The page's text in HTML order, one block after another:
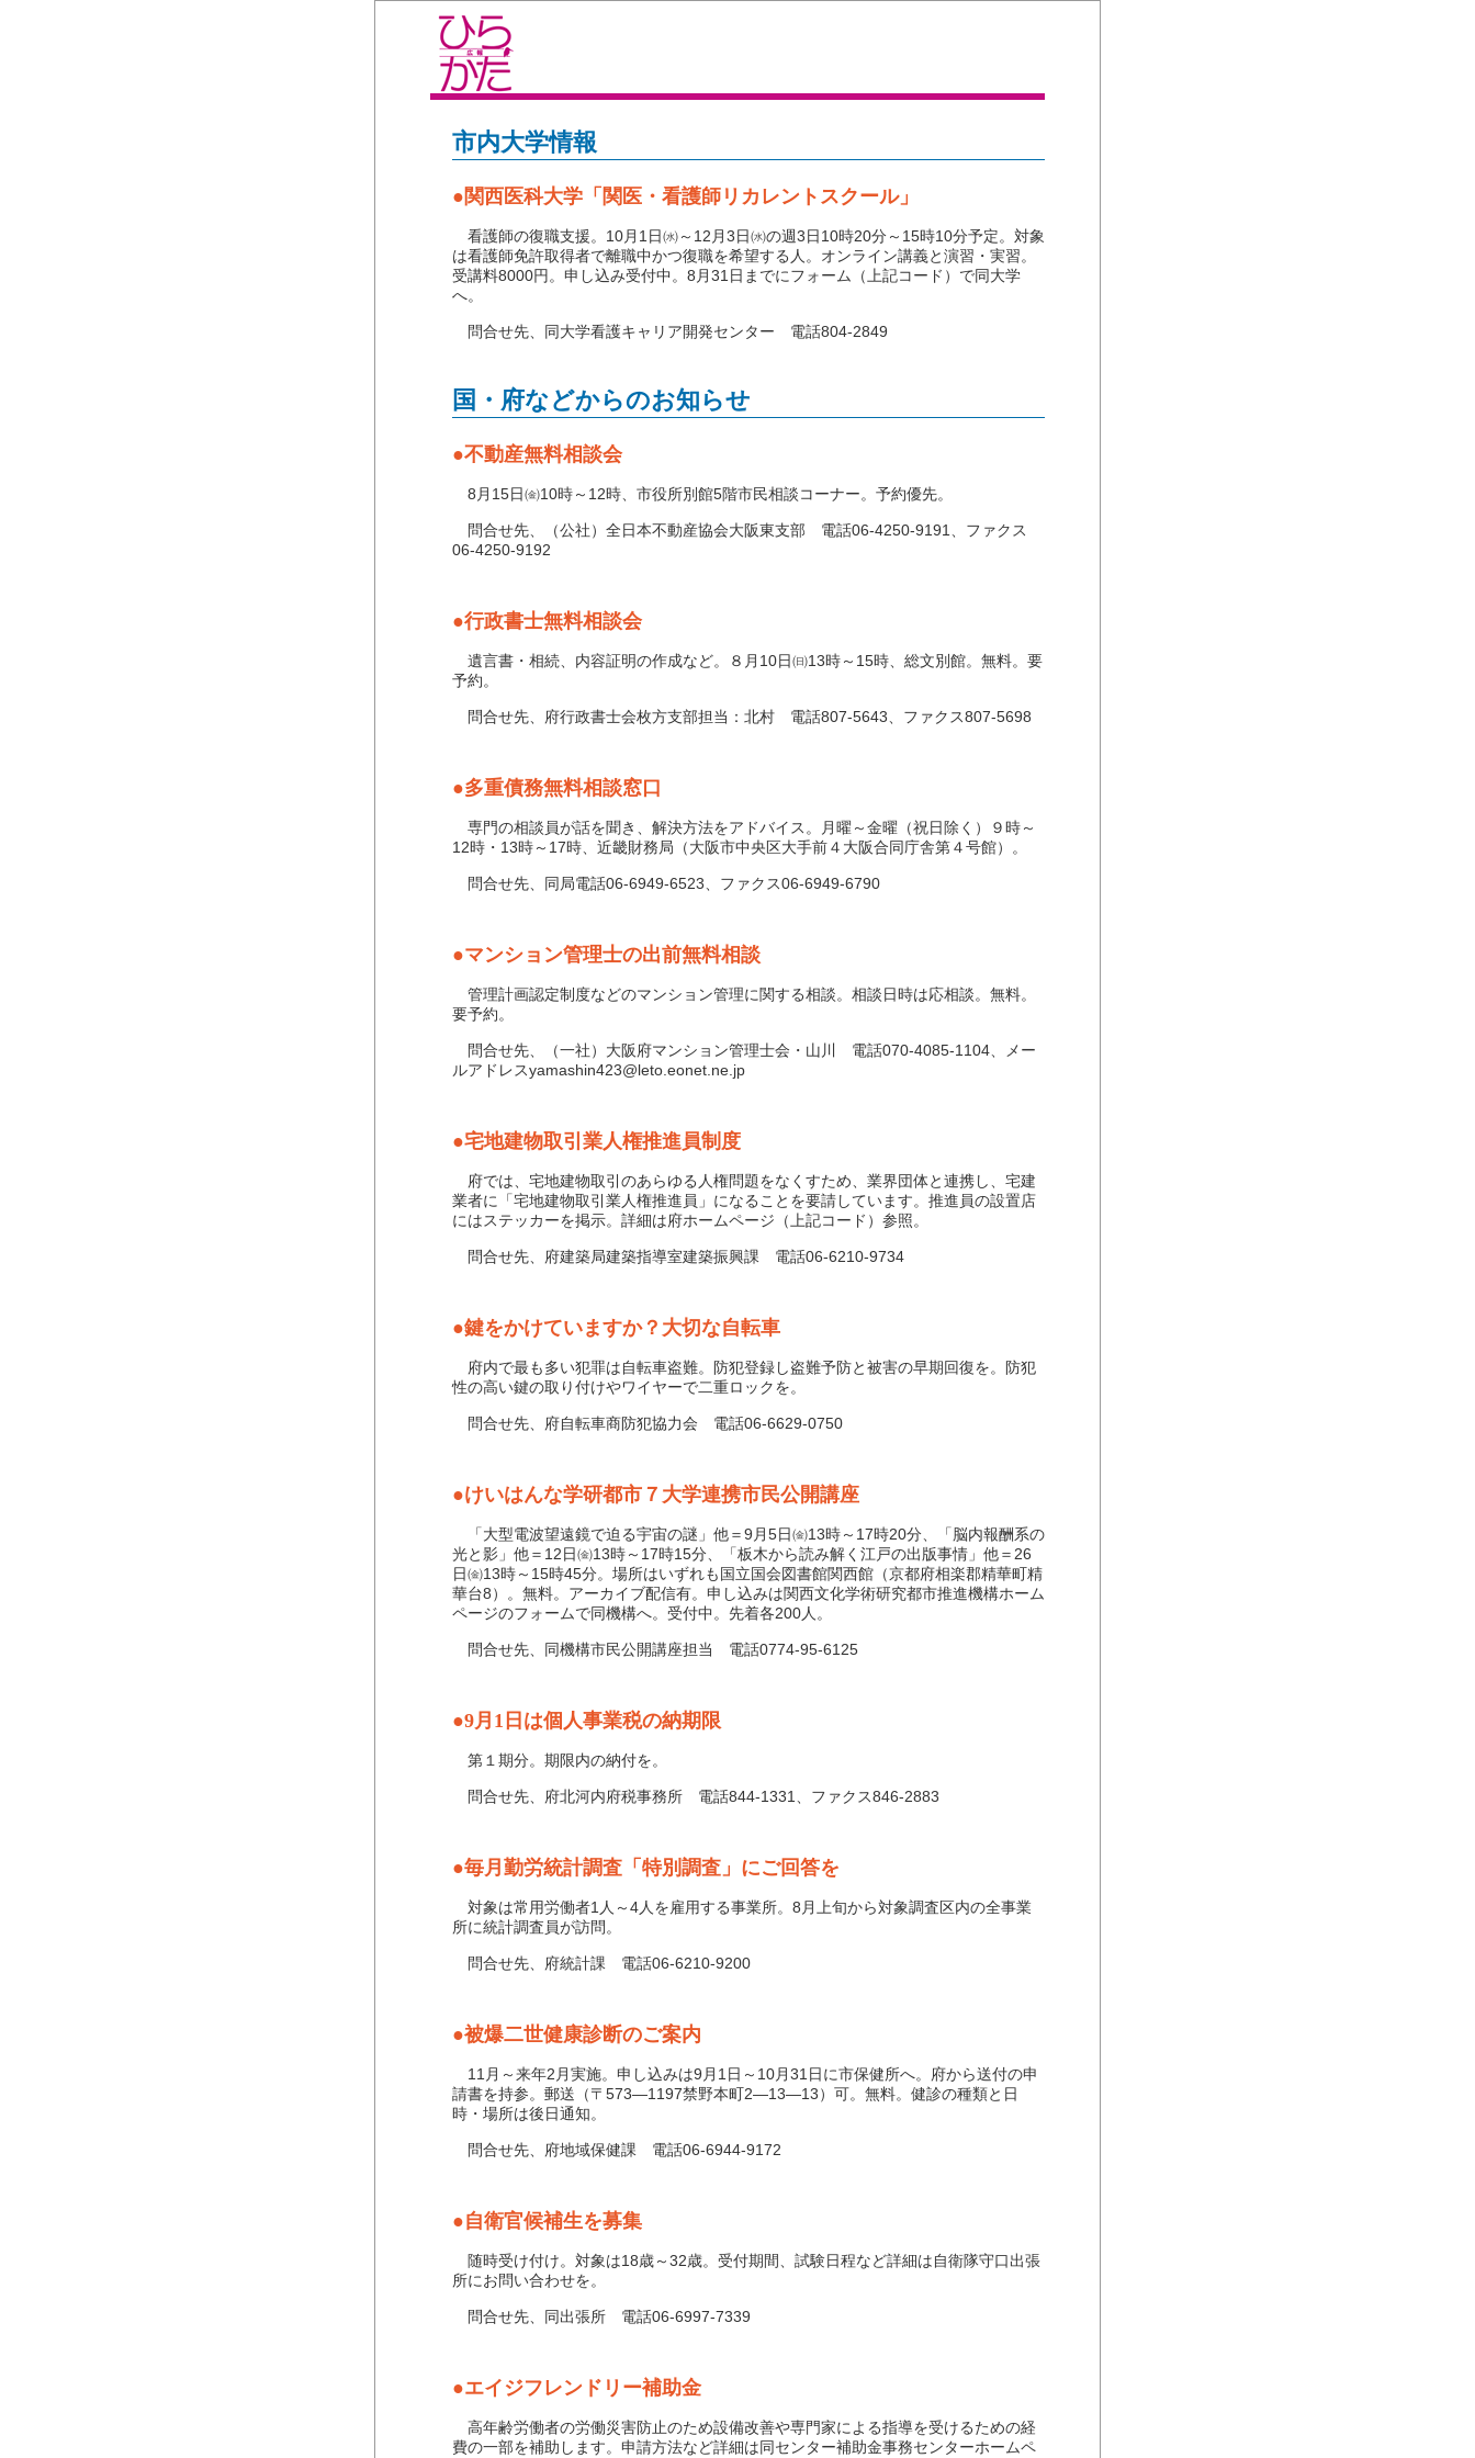
市内大学情報
●関西医科大学「関医・看護師リカレントスクール」
看護師の復職支援。10月1日㈬～12月3日㈬の週3日10時20分～15時10分予定。対象
は看護師免許取得者で離職中かつ復職を希望する人。オンライン講義と演習・実習。
受講料8000円。申し込み受付中。8月31日までにフォーム（上記コード）で同大学
へ。
問合せ先、同大学看護キャリア開発センター 電話804-2849
国・府などからのお知らせ
●不動産無料相談会
8月15日㈮10時～12時、市役所別館5階市民相談コーナー。予約優先。
問合せ先、（公社）全日本不動産協会大阪東支部 電話06-4250-9191、ファクス
06-4250-9192
●行政書士無料相談会
遺言書・相続、内容証明の作成など。８月10日㈰13時～15時、総文別館。無料。要
予約。
問合せ先、府行政書士会枚方支部担当：北村 電話807-5643、ファクス807-5698
●多重債務無料相談窓口
専門の相談員が話を聞き、解決方法をアドバイス。月曜～金曜（祝日除く）９時～
12時・13時～17時、近畿財務局（大阪市中央区大手前４大阪合同庁舎第４号館）。
問合せ先、同局電話06-6949-6523、ファクス06-6949-6790
●マンション管理士の出前無料相談
管理計画認定制度などのマンション管理に関する相談。相談日時は応相談。無料。
要予約。
問合せ先、（一社）大阪府マンション管理士会・山川 電話070-4085-1104、メー
ルアドレスyamashin423@leto.eonet.ne.jp
●宅地建物取引業人権推進員制度
府では、宅地建物取引のあらゆる人権問題をなくすため、業界団体と連携し、宅建
業者に「宅地建物取引業人権推進員」になることを要請しています。推進員の設置店
にはステッカーを掲示。詳細は府ホームページ（上記コード）参照。
問合せ先、府建築局建築指導室建築振興課 電話06-6210-9734
●鍵をかけていますか？大切な自転車
府内で最も多い犯罪は自転車盗難。防犯登録し盗難予防と被害の早期回復を。防犯
性の高い鍵の取り付けやワイヤーで二重ロックを。
問合せ先、府自転車商防犯協力会 電話06-6629-0750
●けいはんな学研都市７大学連携市民公開講座
「大型電波望遠鏡で迫る宇宙の謎」他＝9月5日㈮13時～17時20分、「脳内報酬系の
光と影」他＝12日㈮13時～17時15分、「板木から読み解く江戸の出版事情」他＝26
日㈮13時～15時45分。場所はいずれも国立国会図書館関西館（京都府相楽郡精華町精
華台8）。無料。アーカイブ配信有。申し込みは関西文化学術研究都市推進機構ホーム
ページのフォームで同機構へ。受付中。先着各200人。
問合せ先、同機構市民公開講座担当 電話0774-95-6125
●9月1日は個人事業税の納期限
第１期分。期限内の納付を。
問合せ先、府北河内府税事務所 電話844-1331、ファクス846-2883
●毎月勤労統計調査「特別調査」にご回答を
対象は常用労働者1人～4人を雇用する事業所。8月上旬から対象調査区内の全事業
所に統計調査員が訪問。
問合せ先、府統計課 電話06-6210-9200
●被爆二世健康診断のご案内
11月～来年2月実施。申し込みは9月1日～10月31日に市保健所へ。府から送付の申
請書を持参。郵送（〒573―1197禁野本町2―13―13）可。無料。健診の種類と日
時・場所は後日通知。
問合せ先、府地域保健課 電話06-6944-9172
●自衛官候補生を募集
随時受け付け。対象は18歳～32歳。受付期間、試験日程など詳細は自衛隊守口出張
所にお問い合わせを。
問合せ先、同出張所 電話06-6997-7339
●エイジフレンドリー補助金
高年齢労働者の労働災害防止のため設備改善や専門家による指導を受けるための経
費の一部を補助します。申請方法など詳細は同センター補助金事務センターホームペ